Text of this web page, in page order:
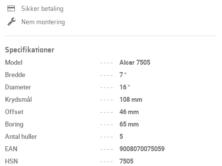
Sikker betaling
Nem montering
Specifikationer
Model ----
Alcar 7505
Bredde
----
7 "
Diameter
----
16 "
Krydsmål
----
108 mm
Offset
----
46 mm
Boring
----
65 mm
Antal huller
----
5
EAN
----
9008070075059
HSN
---- 7505